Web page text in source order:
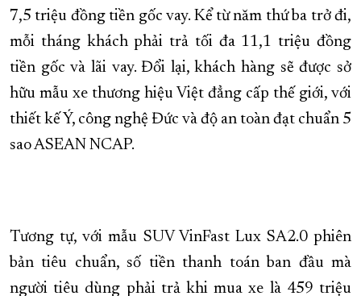
7,5 triệu đồng tiền gốc vay. Kể từ năm thứ ba trở đi,
mỗi tháng khách phải trả tối đa 11,1 triệu đồng
tiền gốc và lãi vay. Đổi lại, khách hàng sẽ được sở
hữu mẫu xe thương hiệu Việt đẳng cấp thế giới, với
thiết kế Ý, công nghệ Đức và độ an toàn đạt chuẩn 5
sao ASEAN NCAP.
Tương tự, với mẫu SUV VinFast Lux SA2.0 phiên
bản tiêu chuẩn, số tiền thanh toán ban đầu mà
người tiêu dùng phải trả khi mua xe là 459 triệu